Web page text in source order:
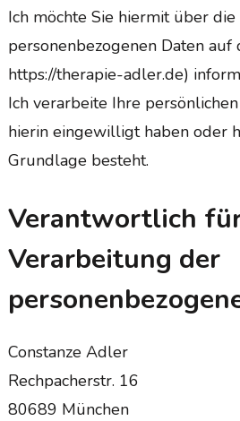
Ich möchte Sie hiermit über
personenbezogenen Daten auf
https://therapie-adler.de)
Ich verarbeite Ihre
hierin eingewilligt haben oder
Grundlage besteht.
Verantwortlich
Verarbeitung der
Constanze Adler
Rechpacherstr. 16
80689 München